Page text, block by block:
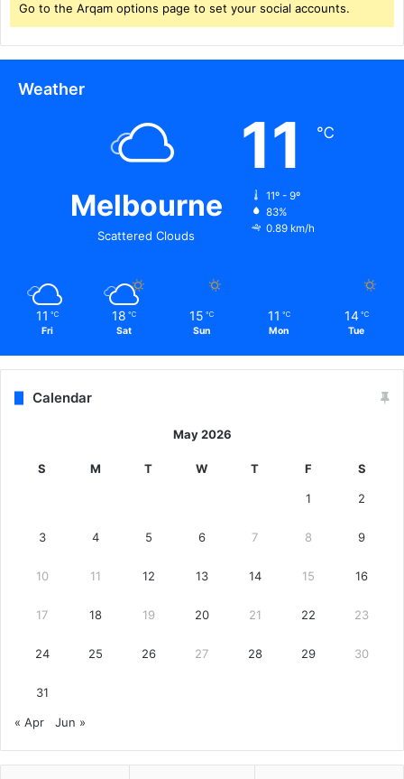
Go to the Arqam options page to set your social accounts.
Weather
Melbourne
Scattered Clouds
11 ℃
11º - 9º
83%
0.89 km/h
11 ℃
Fri
18 ℃
Sat
15 ℃
Sun
11 ℃
Mon
14 ℃
Tue
Calendar
May 2026
S M T W T F S
1 2
3 4 5 6 7 8 9
10 11 12 13 14 15 16
17 18 19 20 21 22 23
24 25 26 27 28 29 30
31
« Apr Jun »